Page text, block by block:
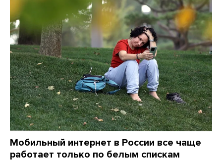
Мобильный интернет в России все чаще
работает только по белым спискам